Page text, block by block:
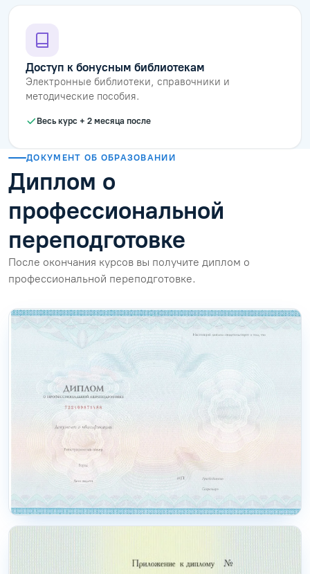
Доступ к бонусным библиотекам
Электронные библиотеки, справочники и
методические пособия.
Весь курс + 2 месяца после
ДОКУМЕНТ ОБ ОБРАЗОВАНИИ
Диплом о
профессиональной
переподготовке
После окончания курсов вы получите диплом о
профессиональной переподготовке.